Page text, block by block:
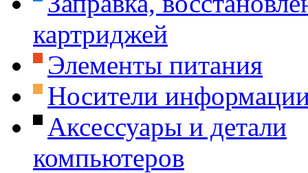
картриджей
Элементы питания
Носители
Аксессуары и детали
компьютеров